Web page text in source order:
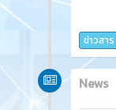
ข่าวสาร
News